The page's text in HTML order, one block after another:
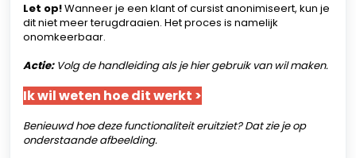
Let op!Wanneer je een klant of cursist anonimiseert, kun je
dit niet meer terugdraaien. Het proces is namelijk
onomkeerbaar.
Actie:Volg de handleiding als je hier gebruik van wil maken.
Ik wil weten hoe dit werkt >
Benieuwd hoe deze functionaliteit eruitziet? Dat zie je op
onderstaande afbeelding.